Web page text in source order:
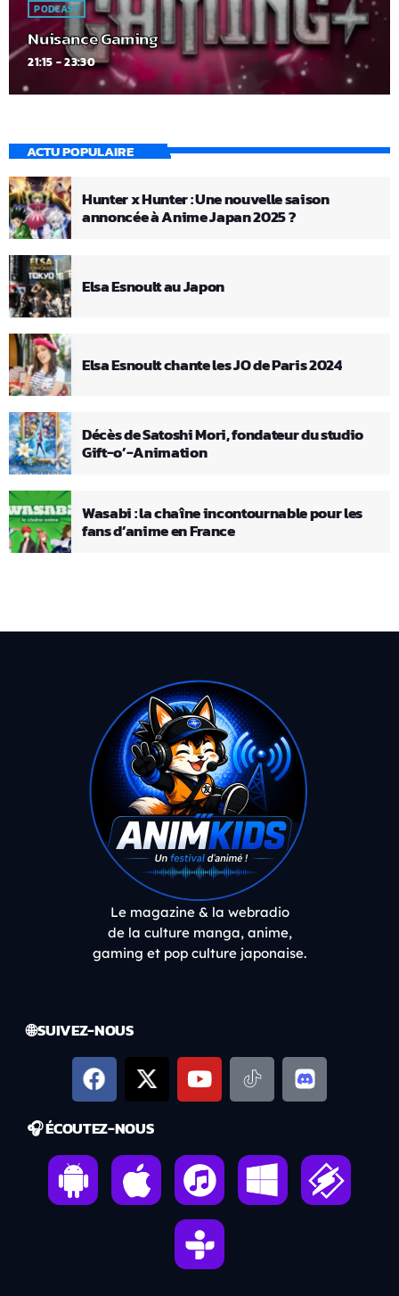
PODCAST
Nuisance Gaming
21:15 - 23:30
ACTU POPULAIRE
Hunter x Hunter : Une nouvelle saison
annoncée à Anime Japan 2025 ?
Elsa Esnoult au Japon
Elsa Esnoult chante les JO de Paris 2024
Décès de Satoshi Mori, fondateur du studio
Gift-o’-Animation
Wasabi : la chaîne incontournable pour les
fans d’anime en France
Le magazine & la webradio
de la culture manga, anime,
gaming et pop culture japonaise.
🌐 SUIVEZ-NOUS
🎧 ÉCOUTEZ-NOUS